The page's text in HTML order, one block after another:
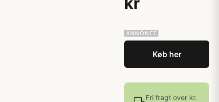
Køb her
Fri fragt over kr.